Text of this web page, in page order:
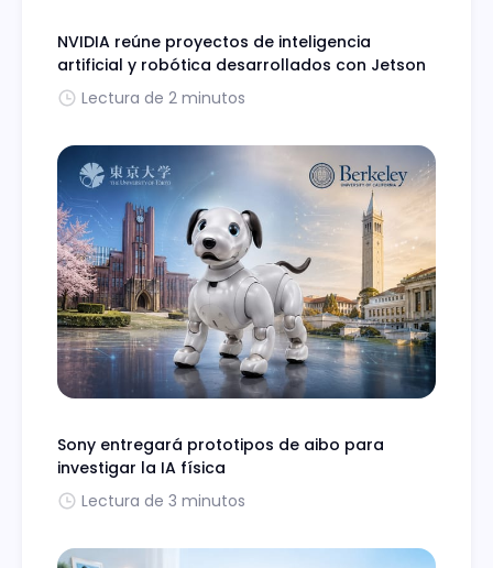
NVIDIA reúne proyectos de inteligencia
artificial y robótica desarrollados con Jetson
Lectura de 2 minutos
Sony entregará prototipos de aibo para
investigar la IA física
Lectura de 3 minutos